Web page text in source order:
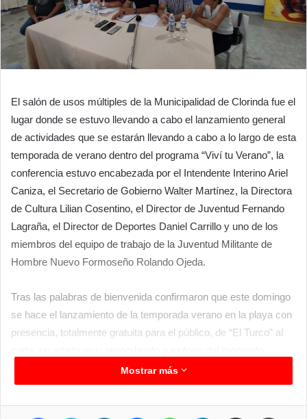
El salón de usos múltiples de la Municipalidad de Clorinda fue el
lugar donde se estuvo llevando a cabo el lanzamiento general
de actividades que se estarán llevando a cabo a lo largo de esta
temporada de verano dentro del programa “Viví tu Verano”, la
conferencia estuvo encabezada por el Intendente Interino Ariel
Caniza, el Secretario de Gobierno Walter Martínez, la Directora
de Cultura Lilian Cosentino, el Director de Juventud Fernando
Lagraña, el Director de Deportes Daniel Carrillo y uno de los
miembros del equipo de trabajo de la Juventud Militante de
Hombre Nuevo Formoseño Rolando Ojeda.
Tras las palabras de bienvenida confirmaron que este domingo
se hace el lanzamiento de la temporada verano en la playa con
presencia, totalmente gratuita para el público, de “El Turco” al
además de todos los otros atractivos naturales que brinda la
playa que estará habilitada para ingreso a las aguas
únicamente los días domingos de 15 a 19 hs. ya que en ese
Mostrar más